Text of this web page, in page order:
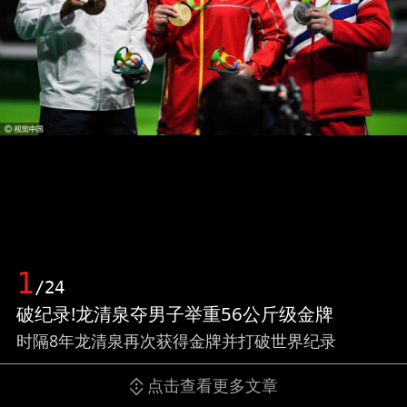
1/24
破纪录!龙清泉夺男子举重56公斤级金牌
时隔8年龙清泉再次获得金牌并打破世界纪录
点击查看更多文章